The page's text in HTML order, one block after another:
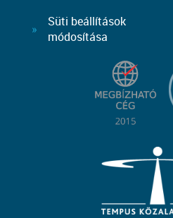
Süti beállítások
módosítása